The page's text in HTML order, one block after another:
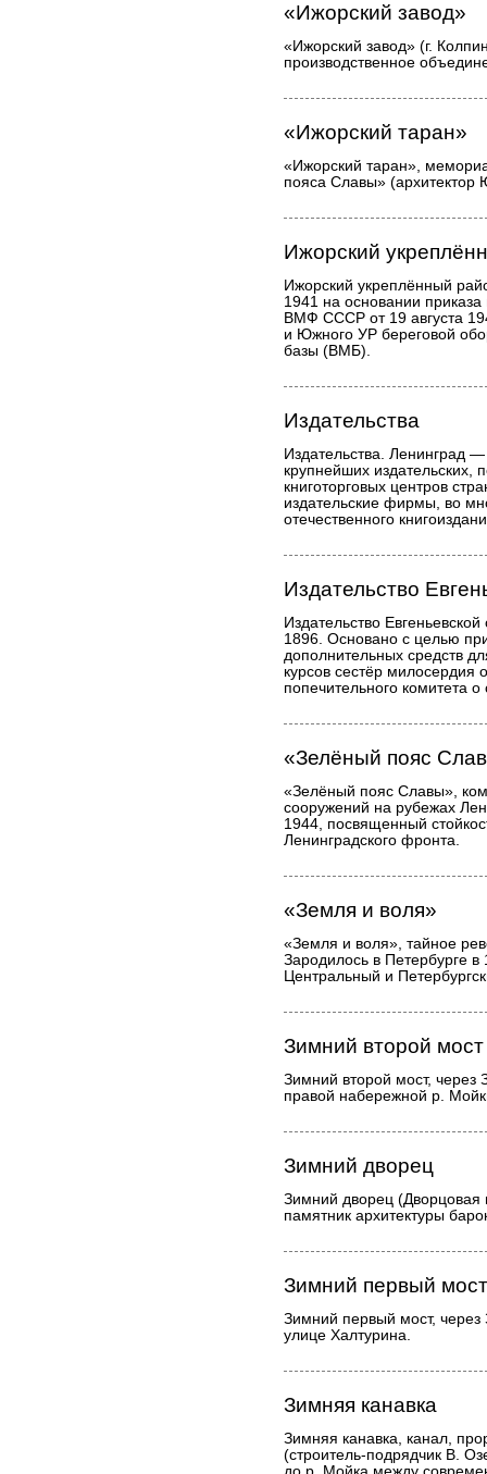
«Ижорский завод»
«Ижорский завод» (г.
производственное
«Ижорский таран»
«Ижорский таран»,
пояса Славы»
Ижорский
Ижорский укреплённый
1941 на основании
ВМФ СССР от 19 августа
и Южного УР береговой
базы (ВМБ).
Издательства
Издательства. Ленинград
крупнейших издательских,
книготорговых центров
издательские фирмы, во
отечественного
Издательство
Издательство
1896. Основано с целью
дополнительных средств
курсов сестёр милосердия
попечительного комитета
«Зелёный пояс
«Зелёный пояс Славы»,
сооружений на рубежах
1944, посвященный
Ленинградского фронта.
«Земля и воля»
«Земля и воля», тайное
Зародилось в Петербурге в
Центральный и
Зимний второй мост
Зимний второй мост, через
правой набережной р.
Зимний дворец
Зимний дворец (Дворцовая
памятник архитектуры
Зимний первый мост
Зимний первый мост,
улице Халтурина.
Зимняя канавка
Зимняя канавка, канал,
(строитель-подрядчик В.